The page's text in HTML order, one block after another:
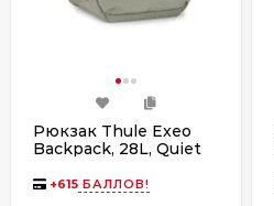
Рюкзак Thule Exeo
Backpack, 28L, Quiet
+615 БАЛЛОВ!